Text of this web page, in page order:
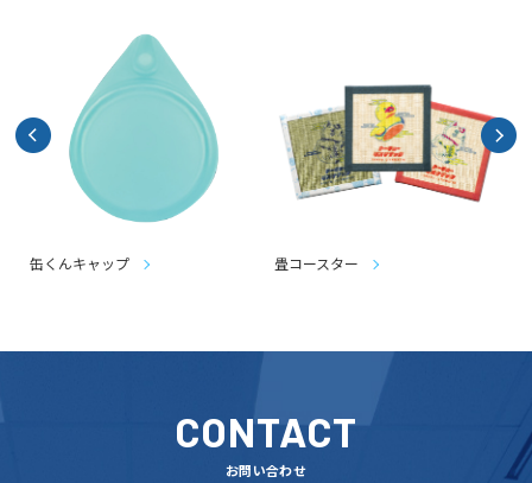
缶くんキャップ 畳コースター
CONTACT
お問い合わせ